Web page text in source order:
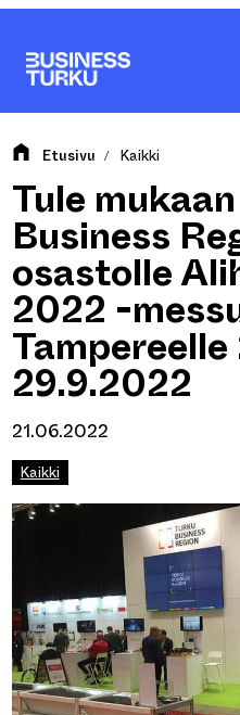
Etusivu / Kaikki
Tule
Business
osastolle
2022 -
Tampereelle
29.9.2022
21.06.2022
Kaikki